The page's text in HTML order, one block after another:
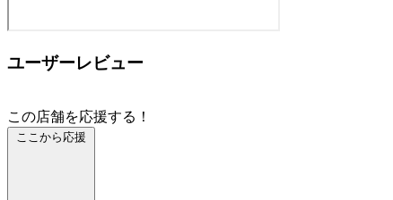
ユーザーレビュー
この店舗を応援する！
ここから応援